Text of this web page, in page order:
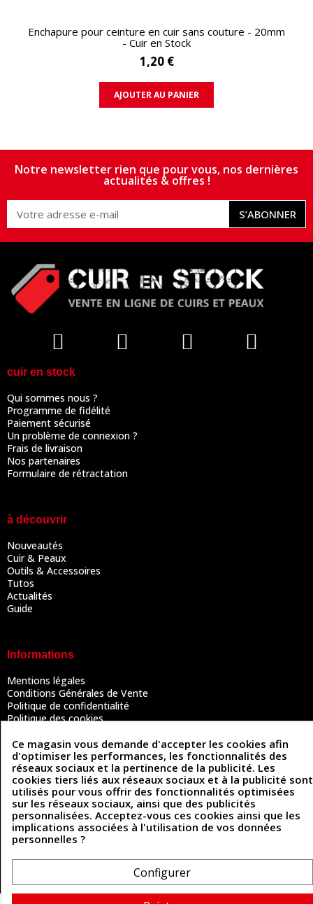
APERÇU RAPIDE
Enchapure pour ceinture en cuir sans couture - 20mm
- Cuir en Stock
1,20 €
AJOUTER AU PANIER
Notre newsletter rien que pour vous, nos dernières
actualités & offres !
S’ABONNER
cuir en stock
Qui sommes nous ?
Programme de fidélité
Paiement sécurisé
Un problème de connexion ?
Frais de livraison
Nos partenaires
Formulaire de rétractation
à découvrir
Nouveautés
Cuir & Peaux
Outils & Accessoires
Tutos
Actualités
Guide
Informations
Mentions légales
Conditions Générales de Vente
Politique de confidentialité
Politique des cookies
Coordonnées
493 Chemin de Catougnac
81300 Graulhet
05 63 34 51 88
contact@cuirenstock.com
Cuirenstock © 2026 - Une création Quatrys 💙
Ce magasin vous demande d'accepter les cookies afin
d'optimiser les performances, les fonctionnalités des
réseaux sociaux et la pertinence de la publicité. Les
cookies tiers liés aux réseaux sociaux et à la publicité sont
utilisés pour vous offrir des fonctionnalités optimisées
sur les réseaux sociaux, ainsi que des publicités
personnalisées. Acceptez-vous ces cookies ainsi que les
implications associées à l'utilisation de vos données
personnelles ?
Configurer